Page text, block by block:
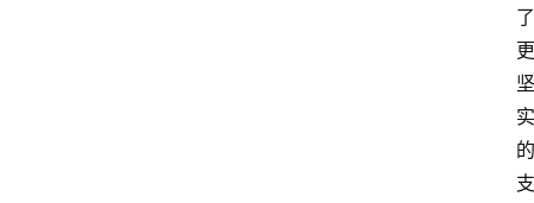
了
更
坚
实
的
支